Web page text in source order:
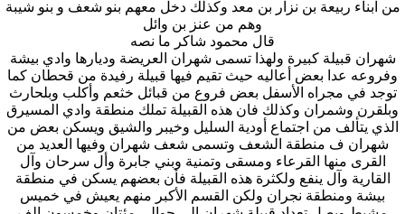
من ابناء ربيعة بن نزار بن معد وكذلك دخل معهم بنو شعف و بنو شيبة
وهم من عنز بن وائل
قال محمود شاكر ما نصه
شهران قبيلة كبيرة ولهذا تسمى شهران العريضة وديارها وادي بيشة
وفروعه عدا بعض أعاليه حيث تقيم فيها قبيلة رفيدة من قحطان كما
توجد في مجراه الأسفل بعض فروع من قبائل خثعم وأكلب وبلحارث
وبلقرن وشمران وكذلك فان هذه القبيلة تملك منطقة وادي المسيرق
الذي يتألف من اجتماع أودية السليل وخيبر والشيق ويسكن بعض من
شهران ف منطقة الشعف وتسمى شعف شهران وفيها العديد من
القرى منها القرعاء ومسقى وتمنية وبني جابرة وأل سرحان وآل
القارية وآل ينفع ولكثرة هذه القبيلة فأن بعضهم يسكن في منطقة
بيشة ومنطقة نجران ولكن القسم الأكبر منهم يعيش في خميس